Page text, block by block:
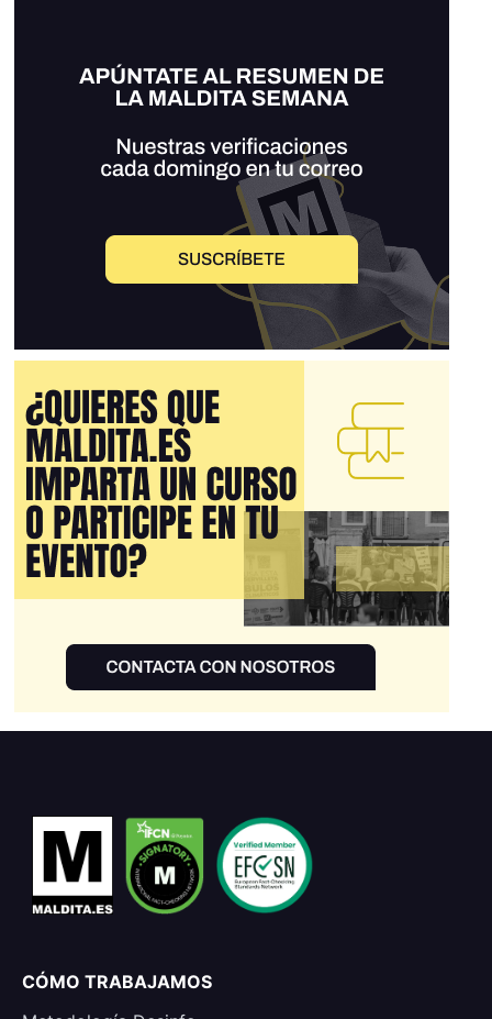
CÓMO TRABAJAMOS